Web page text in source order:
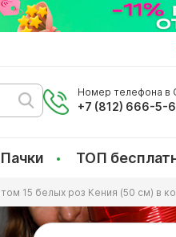
Номер телефона в
+7 (812) 666-5-
Пачки ТОП
15 белых роз Кения (50 см) в